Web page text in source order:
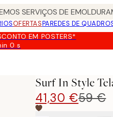
SERVIÇOS DE
OFERTASPAREDES DE
EM POSTERS*
0 s
Válido
Surf In Style
41,30 €59 €